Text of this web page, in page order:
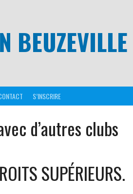
BEUZEVILLE
S’INSCRIRE
d’autres clubs
SUPÉRIEURS.